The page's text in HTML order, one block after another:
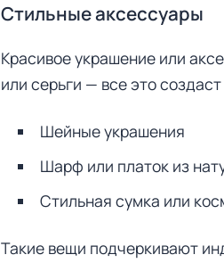
Стильные аксессуары
Красивое украшение или
или серьги — все это
Шейные украшения
Шарф или платок из
Стильная сумка или
Такие вещи подчеркивают